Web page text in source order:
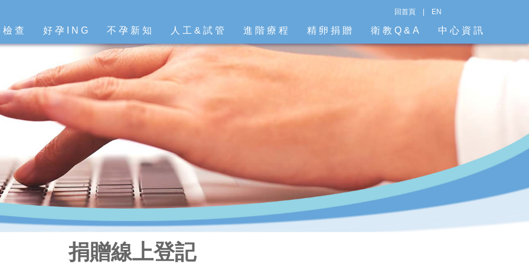
回首頁| EN
查 好孕ING 不孕新知 人工&試管 進階療程 精卵捐贈 衛教Q&A 中心資訊
捐贈線上登記